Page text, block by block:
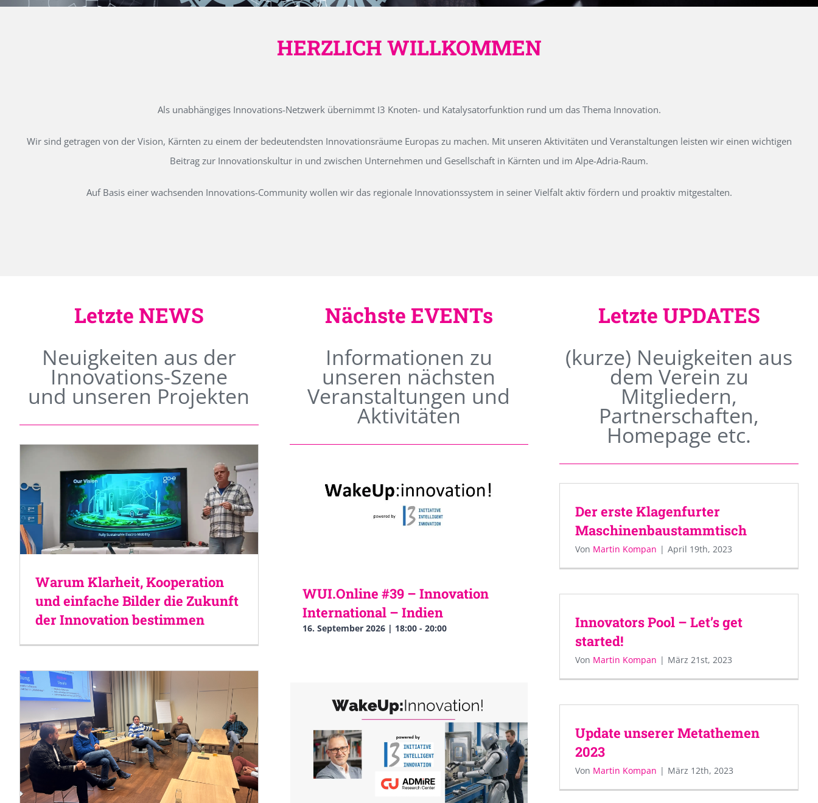
HERZLICH WILLKOMMEN
Als unabhängiges Innovations-Netzwerk übernimmt I3 Knoten- und Katalysatorfunktion rund um das Thema Innovation.
Wir sind getragen von der Vision, Kärnten zu einem der bedeutendsten Innovationsräume Europas zu machen. Mit unseren Aktivitäten und Veranstaltungen leisten wir einen wichtigen
Beitrag zur Innovationskultur in und zwischen Unternehmen und Gesellschaft in Kärnten und im Alpe-Adria-Raum.
Auf Basis einer wachsenden Innovations-Community wollen wir das regionale Innovationssystem in seiner Vielfalt aktiv fördern und proaktiv mitgestalten.
Letzte NEWS
Neuigkeiten aus der
Innovations-Szene
und unseren Projekten
Warum Klarheit, Kooperation
und einfache Bilder die Zukunft
der Innovation bestimmen
Nächste EVENTs
Informationen zu
unseren nächsten
Veranstaltungen und
Aktivitäten
WUI.Online #39 – Innovation
International – Indien
16. September 2026 | 18:00- 20:00
Letzte UPDATES
(kurze) Neuigkeiten aus
dem Verein zu
Mitgliedern,
Partnerschaften,
Homepage etc.
Der erste Klagenfurter
Maschinenbaustammtisch
Von Martin Kompan | April 19th, 2023
Innovators Pool – Let’s get
started!
Von Martin Kompan | März 21st, 2023
Update unserer Metathemen
2023
Von Martin Kompan | März 12th, 2023